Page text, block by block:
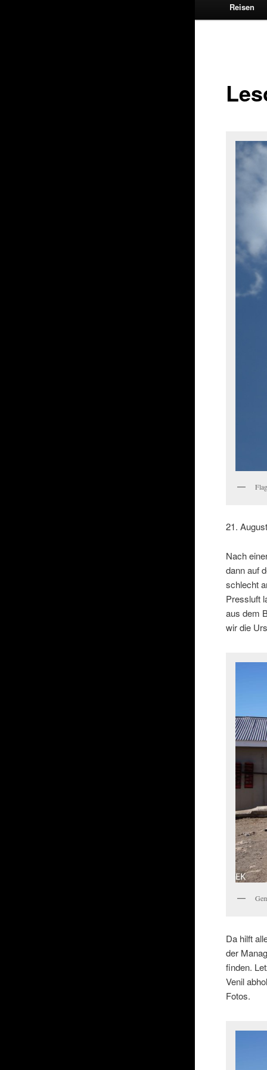
Reisen
21.
Nach
dann auf
schlecht
Pressluft
aus dem
wir die
Da hilft
der
finden.
Venil
Fotos.